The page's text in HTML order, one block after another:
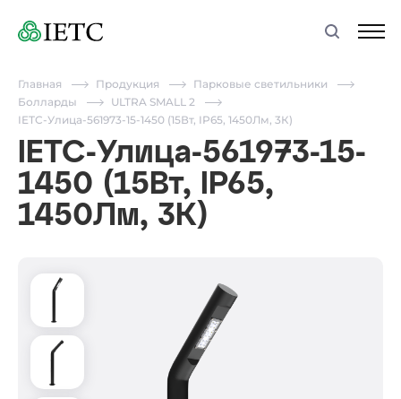
Главная Продукция
Парковые светильники
Болларды
ULTRA SMALL 2
IETC-Улица-561973-15-1450 (15Вт, IP65, 1450Лм, 3К)
IETC-Улица-561973-15-
1450 (15Вт, IP65,
1450Лм, 3К)